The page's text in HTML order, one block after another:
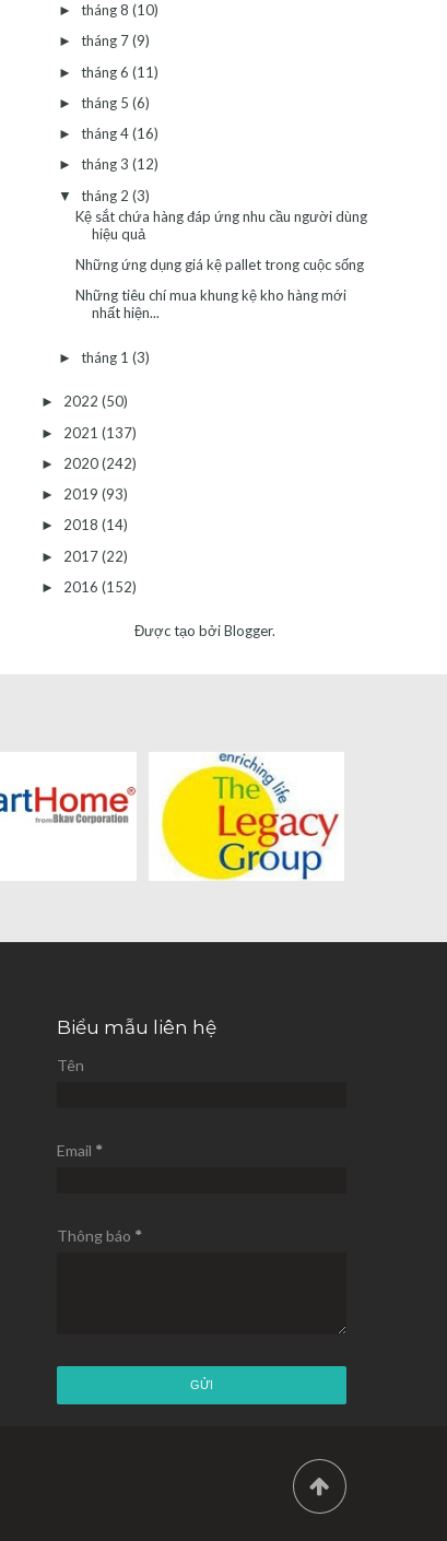
► tháng 8 (10)
► tháng 7(9)
► tháng 6 (11)
► tháng 5 (6)
► tháng 4(16)
► tháng 3 (12)
▼ tháng 2 (3)
Kệ sắt chứa hàng đáp ứng nhu cầu người dùng
hiệu quả
Những ứng dụng giá kệ pallet trong cuộc sống
Những tiêu chí mua khung kệ kho hàng mới
nhất hiện...
► tháng 1 (3)
► 2022 (50)
► 2021 (137)
► 2020(242)
► 2019 (93)
► 2018 (14)
► 2017(22)
► 2016 (152)
Được tạo bởiBlogger.
Biểu mẫu liên hệ
Tên
Email *
Thông báo *